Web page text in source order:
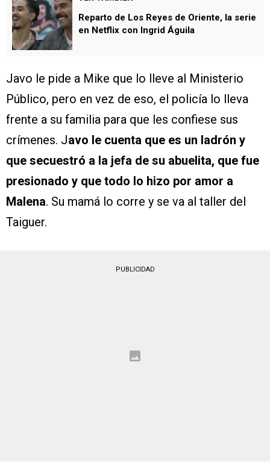
Reparto de Los Reyes de Oriente, la serie
en Netflix con Ingrid Águila
Javo le pide a Mike que lo lleve al Ministerio
Público, pero en vez de eso, el policía lo lleva
frente a su familia para que les confiese sus
crímenes. Javo le cuenta que es un ladrón y
que secuestró a la jefa de su abuelita, que fue
presionado y que todo lo hizo por amor a
Malena. Su mamá lo corre y se va al taller del
Taiguer.
PUBLICIDAD